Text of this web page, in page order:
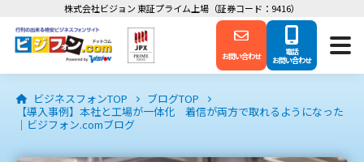
株式会社ビジョン 東証プライム上場（証券コード：9416）
お問い合わせ 電話
お問い合わせ
ビジネスフォンTOP
ブログTOP
【導入事例】本社と工場が一体化 着信が両方で取れるようになった
｜ビジフォン.comブログ